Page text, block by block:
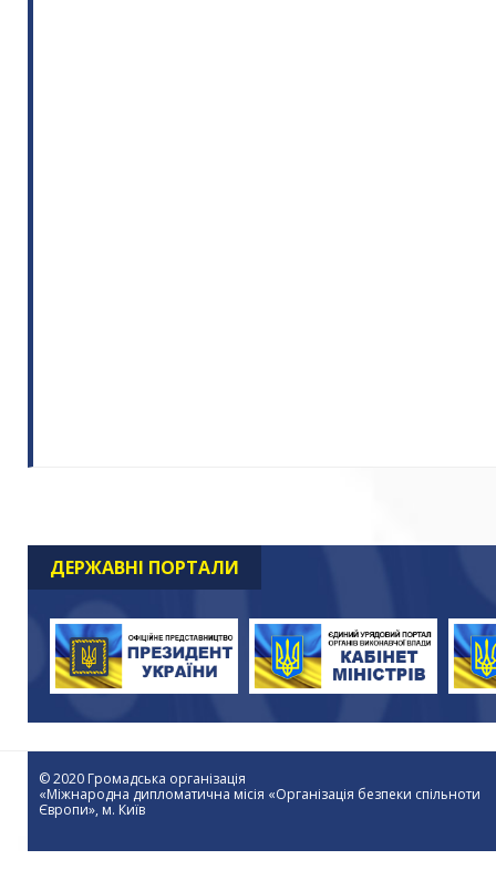
ДЕРЖАВНІ ПОРТАЛИ
© 2020 Громадська організація
«Міжнародна дипломатична місія «Організація безпеки спільноти
Європи», м. Київ